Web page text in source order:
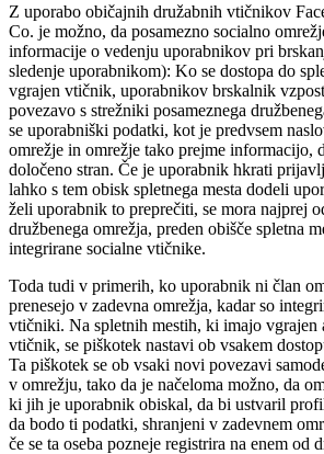
Z uporabo običajnih družabnih vtičnikov
Co. je možno, da posamezno socialno
informacije o vedenju uporabnikov pri
sledenje uporabnikom): Ko se dostopa do
vgrajen vtičnik, uporabnikov brskalnik
povezavo s strežniki posameznega
se uporabniški podatki, kot je predvsem
omrežje in omrežje tako prejme informacijo,
določeno stran. Če je uporabnik hkrati
lahko s tem obisk spletnega mesta dodeli
želi uporabnik to preprečiti, se mora najprej
družbenega omrežja, preden obišče spletna
integrirane socialne vtičnike.
Toda tudi v primerih, ko uporabnik ni član
prenesejo v zadevna omrežja, kadar so
vtičniki. Na spletnih mestih, ki imajo vgrajen
vtičnik, se piškotek nastavi ob vsakem
Ta piškotek se ob vsaki novi povezavi
v omrežju, tako da je načeloma možno, da
ki jih je uporabnik obiskal, da bi ustvaril
da bodo ti podatki, shranjeni v zadevnem
če se ta oseba pozneje registrira na enem od